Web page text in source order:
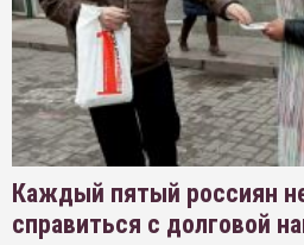
Каждый пятый россиян
справиться с долговой